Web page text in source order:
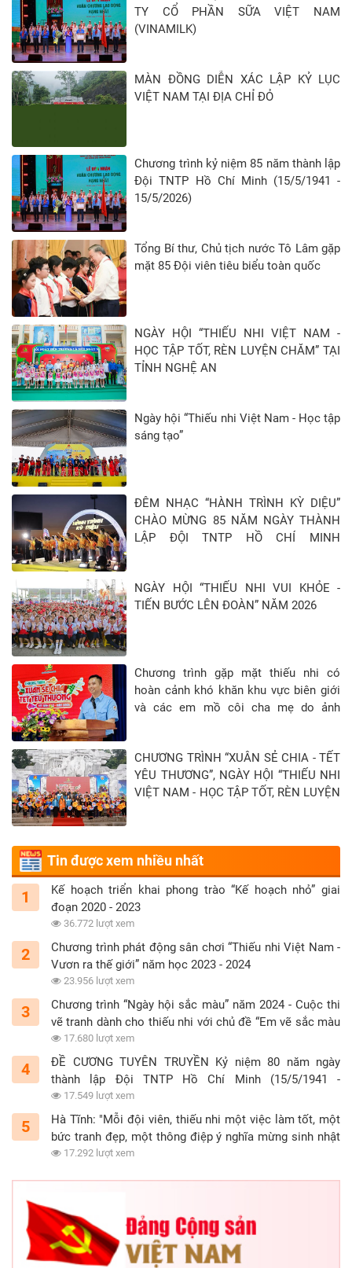
TY CỔ PHẦN SỮA VIỆT NAM
(VINAMILK)
MÀN ĐỒNG DIỄN XÁC LẬP KỶ LỤC
VIỆT NAM TẠI ĐỊA CHỈ ĐỎ
Chương trình kỷ niệm 85 năm thành lập
Đội TNTP Hồ Chí Minh (15/5/1941 -
15/5/2026)
Tổng Bí thư, Chủ tịch nước Tô Lâm gặp
mặt 85 Đội viên tiêu biểu toàn quốc
NGÀY HỘI “THIẾU NHI VIỆT NAM -
HỌC TẬP TỐT, RÈN LUYỆN CHĂM” TẠI
TỈNH NGHỆ AN
Ngày hội “Thiếu nhi Việt Nam - Học tập
sáng tạo”
ĐÊM NHẠC “HÀNH TRÌNH KỲ DIỆU”
CHÀO MỪNG 85 NĂM NGÀY THÀNH
LẬP ĐỘI TNTP HỒ CHÍ MINH
NGÀY HỘI “THIẾU NHI VUI KHỎE -
TIẾN BƯỚC LÊN ĐOÀN” NĂM 2026
Chương trình gặp mặt thiếu nhi có
hoàn cảnh khó khăn khu vực biên giới
và các em mồ côi cha mẹ do ảnh
chia - Tết yêu thương” năm 2026
CHƯƠNG TRÌNH “XUÂN SẺ CHIA - TẾT
YÊU THƯƠNG”, NGÀY HỘI “THIẾU NHI
VIỆT NAM - HỌC TẬP TỐT, RÈN LUYỆN
Tin được xem nhiều nhất
1
Kế hoạch triển khai phong trào “Kế hoạch nhỏ” giai
đoạn 2020 - 2023
36.772 lượt xem
2
Chương trình phát động sân chơi “Thiếu nhi Việt Nam -
Vươn ra thế giới” năm học 2023 - 2024
23.956 lượt xem
3
Chương trình “Ngày hội sắc màu” năm 2024 - Cuộc thi
vẽ tranh dành cho thiếu nhi với chủ đề “Em vẽ sắc màu
tình nguyện”
17.680 lượt xem
4
ĐỀ CƯƠNG TUYÊN TRUYỀN Kỷ niệm 80 năm ngày
thành lập Đội TNTP Hồ Chí Minh (15/5/1941 -
15/5/2021)
17.549 lượt xem
5
Hà Tĩnh: "Mỗi đội viên, thiếu nhi một việc làm tốt, một
bức tranh đẹp, một thông điệp ý nghĩa mừng sinh nhật
Đội"17.292 lượt xem